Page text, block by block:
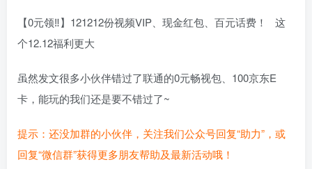
【0元领‼】121212份视频VIP、现金红包、百元话费！ 这
个12.12福利更大
虽然发文很多小伙伴错过了联通的0元畅视包、100京东E
卡，能玩的我们还是要不错过了~
提示：还没加群的小伙伴，关注我们公众号回复“助力”，或
回复“微信群”获得更多朋友帮助及最新活动哦！